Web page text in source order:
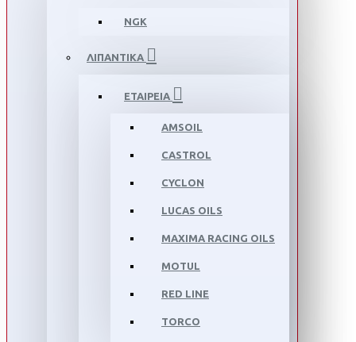
NGK
ΛΙΠΑΝΤΙΚΑ
ΕΤΑΙΡΕΙΑ
AMSOIL
CASTROL
CYCLON
LUCAS OILS
MAXIMA RACING OILS
MOTUL
RED LINE
TORCO